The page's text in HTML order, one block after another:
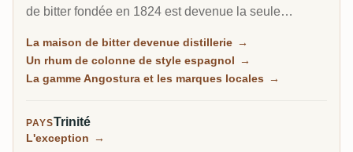
de bitter fondée en 1824 est devenue la seule
Distillers fait un rhum net, distillé en colonne, de style
espagnol, à l'opposé du funk lourd de la Jamaïque ou
La maison de bitter devenue distillerie →
Un rhum de colonne de style espagnol →
La gamme Angostura et les marques locales →
PAYSTrinité
L'exception →